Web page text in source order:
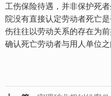
工伤保险待遇，并非保护死
院没有直接认定劳动者死亡
伤往往以劳动关系的存在为
确认死亡劳动者与用人单位之